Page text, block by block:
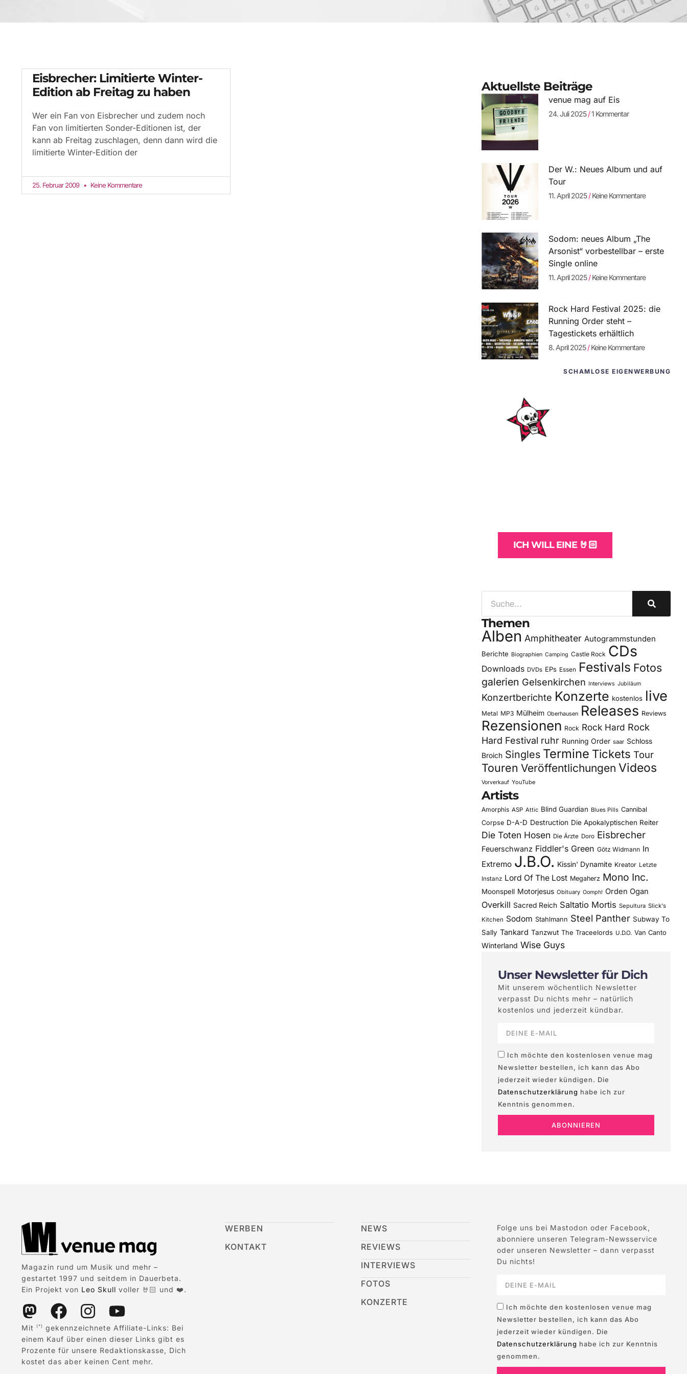
Eisbrecher: Limitierte Winter-
Edition ab Freitag zu haben
Wer ein Fan von Eisbrecher und zudem noch
Fan von limitierten Sonder-Editionen ist, der
kann ab Freitag zuschlagen, denn dann wird die
limitierte Winter-Edition der
25. Februar 2009 Keine Kommentare
Aktuellste Beiträge
venue mag auf Eis
24. Juli 2025 1 Kommentar
Der W.: Neues Album und auf
Tour
11. April 2025 Keine Kommentare
Sodom: neues Album „The
Arsonist“ vorbestellbar – erste
Single online
11. April 2025 Keine Kommentare
Rock Hard Festival 2025: die
Running Order steht –
Tagestickets erhältlich
8. April 2025 Keine Kommentare
SCHAMLOSE EIGENWERBUNG
ICH WILL EINE 🤘🏻
Themen
Alben Amphitheater Autogrammstunden
Berichte Biographien Camping Castle Rock CDs
Downloads DVDs EPs Essen Festivals Fotos
galerien Gelsenkirchen Interviews Jubiläum
Konzertberichte Konzerte kostenlos live
Metal MP3 Mülheim Oberhausen Releases Reviews
Rezensionen Rock Rock Hard Rock
Hard Festival ruhr Running Order saar Schloss
Broich Singles Termine Tickets Tour
Touren Veröffentlichungen Videos
Vorverkauf YouTube
Artists
Amorphis ASP Attic Blind Guardian Blues Pills Cannibal
Corpse D-A-D Destruction Die Apokalyptischen Reiter
Die Toten Hosen Die Ärzte Doro Eisbrecher
Feuerschwanz Fiddler's Green Götz Widmann In
Extremo J.B.O. Kissin' Dynamite Kreator Letzte
Instanz Lord Of The Lost Megaherz Mono Inc.
Moonspell Motorjesus Obituary Oomph! Orden Ogan
Overkill Sacred Reich Saltatio Mortis Sepultura Slick's
Kitchen Sodom Stahlmann Steel Panther Subway To
Sally Tankard Tanzwut The Traceelords U.D.O. Van Canto
Winterland Wise Guys
Unser Newsletter für Dich
Mit unserem wöchentlich Newsletter
verpasst Du nichts mehr – natürlich
kostenlos und jederzeit kündbar.
Ich möchte den kostenlosen venue mag
Newsletter bestellen, ich kann das Abo
jederzeit wieder kündigen. Die
Datenschutzerklärung habe ich zur
Kenntnis genommen.
ABONNIEREN
Magazin rund um Musik und mehr –
gestartet 1997 und seitdem in Dauerbeta.
Ein Projekt von Leo Skull voller 🤘🏻 und ❤️.
Mit (*)
gekennzeichnete Affiliate-Links: Bei
einem Kauf über einen dieser Links gibt es
Prozente für unsere Redaktionskasse, Dich
kostet das aber keinen Cent mehr.
WERBEN
KONTAKT
NEWS
REVIEWS
INTERVIEWS
FOTOS
KONZERTE
Folge uns bei Mastodon oder Facebook,
abonniere unseren Telegram-Newsservice
oder unseren Newsletter – dann verpasst
Du nichts!
Ich möchte den kostenlosen venue mag
Newsletter bestellen, ich kann das Abo
jederzeit wieder kündigen. Die
Datenschutzerklärung habe ich zur Kenntnis
genommen.